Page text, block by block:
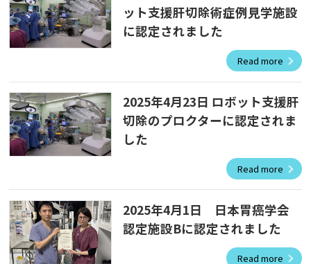
ット支援肝切除術症例見学施設
に認定されました
Read more
2025年4月23日 ロボット支援肝
切除のプロクターに認定されま
した
Read more
2025年4月1日 日本胃癌学会
認定施設Bに認定されました
Read more